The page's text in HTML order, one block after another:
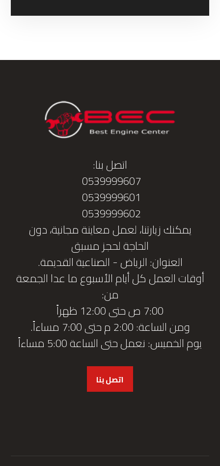
اتصل بنا:
0539999607
0539999601
0539999602
يمكنك زيارتنا، لعمل معاينة مجانية، دون
الحاجة لحجز مسبق
العنوان: الرياض - الصناعية القديمة.
أوقات العمل كل أيام الأسبوع ما عدا الجمعة
من:
7:00 ص حتى 12:00 ظهراً
ومن الساعة: 2:00 م حتى 7:00 مساءاً.
يوم الخميس: نعمل حتى الساعة 5:00 مساءاً
اتصل بنا